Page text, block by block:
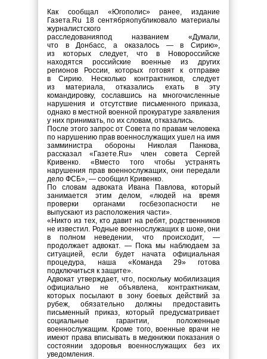
Как сообщал «Югополис» ранее, издание
Газета.Ru 18 сентябряопубликовало материалы
журналистского
расследованияпод названием «Думали,
что в Донбасс, а оказалось — в Сирию»,
из которых следует, что в Новороссийске
находятся российские военные из других
регионов России, которых готовят к отправке
в Сирию. Несколько контрактников, следует
из материала, отказались ехать в эту
командировку, сославшись на многочисленные
нарушения и отсутствие письменного приказа,
однако в местной военной прокуратуре заявления
у них принимать, по их словам, отказались.
После этого запрос от Совета по правам человека
по нарушению прав военнослужащих ушел на имя
замминистра обороны Николая Панкова,
рассказал «Газете.Ru» член совета Сергей
Кривенко. «Вместо того чтобы устранять
нарушения прав военнослужащих, они передали
дело ФСБ», — сообщил Кривенко.
По словам адвоката Ивана Павлова, который
занимается этим делом, «людей на время
проверки органами госбезопасности не
выпускают из расположения части».
«Никто из тех, кто давит на ребят, родственников
не известил. Родные военнослужащих в шоке, они
в полном неведении, что происходит, —
продолжает адвокат. — Пока мы наблюдаем за
ситуацией, если будет начата официальная
процедура, наша «Команда 29» готова
подключиться к защите».
Адвокат утверждает, что, поскольку мобилизация
официально не объявлена, контрактникам,
которых посылают в зону боевых действий за
рубеж, обязательно должны предоставить
письменный приказ, который предусматривает
социальные гарантии, положенные
военнослужащим. Кроме того, военные врачи не
имеют права вписывать в медкнижки показания о
состоянии здоровья военнослужащих без их
уведомления.